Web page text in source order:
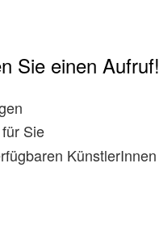
Sie einen Aufruf!
Sie
KünstlerInnen